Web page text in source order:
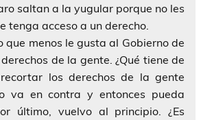
saltan a la yugular porque no les
tenga acceso a un derecho.
que menos le gusta al Gobierno de
de la gente. ¿Qué tiene de
los derechos de la gente
va en contra y entonces pueda
último, vuelvo al principio. ¿Es